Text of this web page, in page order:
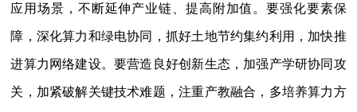
应用场景，不断延伸产业链、提高附加值。要强化要素保
障，深化算力和绿电协同，抓好土地节约集约利用，加快推
进算力网络建设。要营造良好创新生态，加强产学研协同攻
关，加紧破解关键技术难题，注重产教融合，多培养算力方